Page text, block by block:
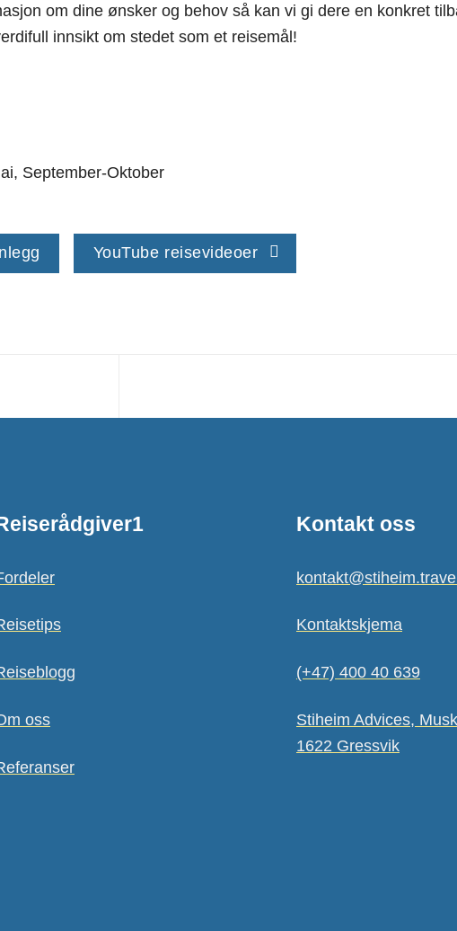
om dine ønsker og behov så kan vi gi dere en konkret
innsikt om stedet som et reisemål!
September-Oktober
YouTube reisevideoer
oss
Kontakt oss
Kontaktskjema
(+47) 400 40 639
Stiheim Advices,
1622 Gressvik